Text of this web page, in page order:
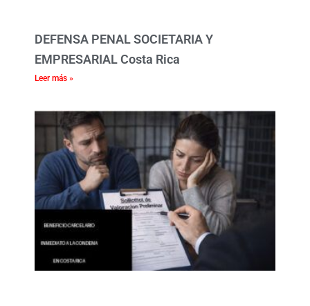
DEFENSA PENAL SOCIETARIA Y
EMPRESARIAL Costa Rica
Leer más »